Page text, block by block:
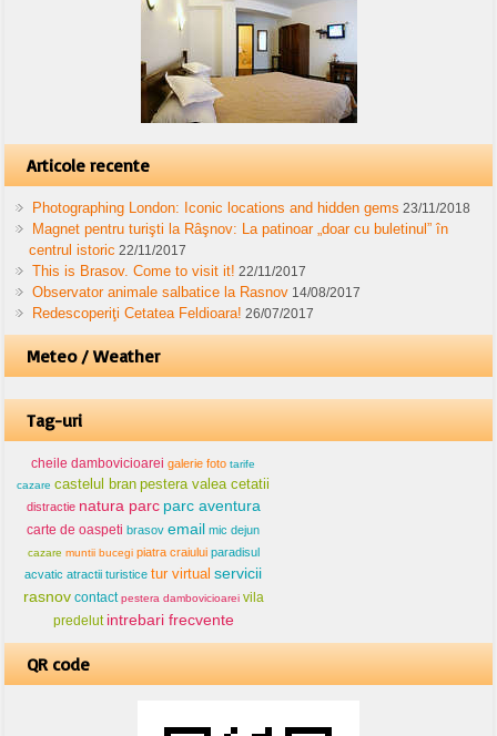
Articole recente
Photographing London: Iconic locations and hidden gems 23/11/2018
Magnet pentru turişti la Râşnov: La patinoar „doar cu buletinul” în
centrul istoric 22/11/2017
This is Brasov. Come to visit it! 22/11/2017
Observator animale salbatice la Rasnov 14/08/2017
Redescoperiţi Cetatea Feldioara! 26/07/2017
Meteo / Weather
Tag-uri
cheile dambovicioarei galerie foto tarife
cazare castelul bran pestera valea cetatii
distractie natura parc parc aventura
carte de oaspeti brasov email mic dejun
cazare muntii bucegi piatra craiului paradisul
acvatic atractii turistice tur virtual servicii
rasnov contact pestera dambovicioarei vila
predelut intrebari frecvente
QR code